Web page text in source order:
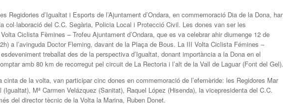
Regidories d’Igualtat i Esports de l’Ajuntament d’Ondara, en commemoració Dia de la Dona,
col·laboració del C.C. Segària, Policia Local i Protecció Civil. Les dones van ser les
Ciclista Fèmines – Trofeu Ajuntament d’Ondara, que es va celebrar ahir diumenge 12 de
a l’avinguda Doctor Fleming, davant de la Plaça de Bous. La III Volta Ciclista Fémines –
treballat des de la perspectiva d’Igualtat, donant importància a la Dona en el
amb 80 km de recorregut pel circuit de La Rectoria i l’alt de la Vall de Laguar (Font del Gel).
cinta de la volta, van participar cinc dones en commemoració de l’efemèride: les Regidores Mar
Mª Carmen Velázquez (Sanitat), Raquel López (Hisenda), la vicepresidenta del C.C.
del director tècnic de la Volta la Marina, Ruben Donet.